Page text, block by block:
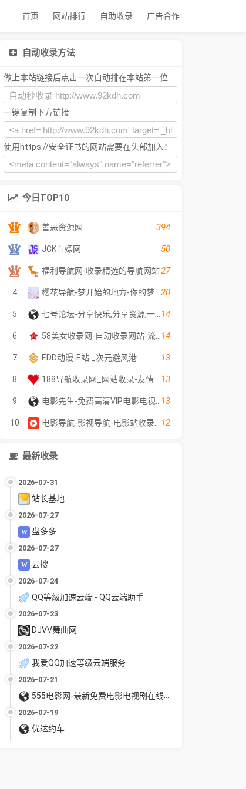
首页 网站排行 自助收录 广告合作
自动收录方法
做上本站链接后点击一次自动排在本站第一位
一键复制下方链接:
使用https://安全证书的网站需要在头部加入：
今日TOP10
善恶资源网 394
JCK白嫖网 50
福利导航网-收录精选的导航网站27
4 20
5 14
6 14
7 EDD动漫-E站 _次元避风港 13
8 13
9 13
10 12
最新收录
2026-07-31
站长基地
2026-07-27
盘多多
2026-07-27
云搜
2026-07-24
QQ等级加速云端 - QQ云端助手
2026-07-23
DJVV舞曲网
2026-07-22
我爱QQ加速等级云端服务
2026-07-21
555电影网-最新免费电影电视剧在线观看
2026-07-19
优达约车